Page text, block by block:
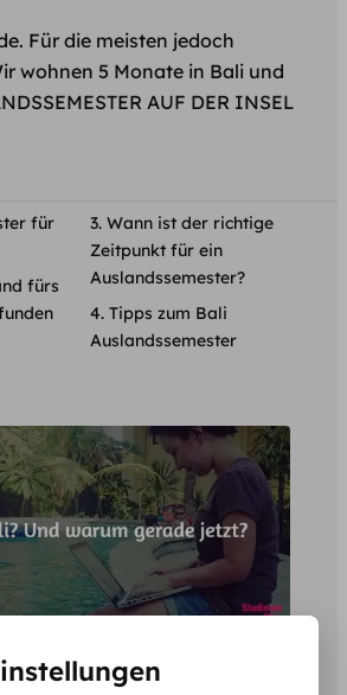
Für die meisten jedoch
wohnen 5 Monate in Bali und
AUF DER INSEL
für
fürs
Wann ist der richtige
Zeitpunkt für ein
Auslandssemester?
Tipps zum Bali
Auslandssemester
und Bekannten von unserem